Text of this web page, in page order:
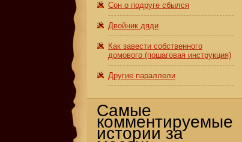
Сон о подруге сбылся
Двойник дяди
Как завести собственного
домового (пошаговая инструкция)
Другие параллели
Самые
комментируемые
истории за